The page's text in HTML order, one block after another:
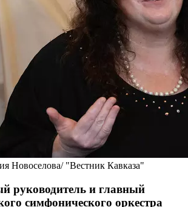
Новоселова/ "Вестник Кавказа"
руководитель и главный
симфонического оркестра